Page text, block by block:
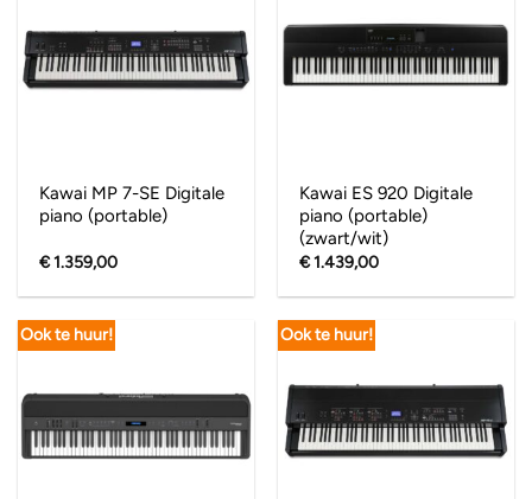
Kawai MP 7-SE Digitale
piano (portable)
€1.359,00
Kawai ES 920 Digitale
piano (portable)
(zwart/wit)
€1.439,00
Ook te huur! Ook te huur!